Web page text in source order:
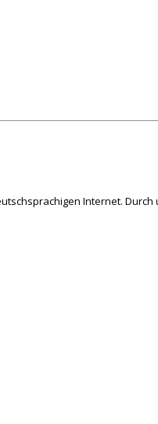
Internet.